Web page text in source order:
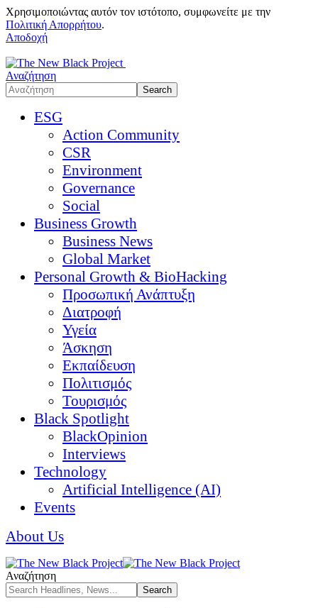
Χρησιμοποιώντας αυτόν τον ιστότοπο, συμφωνείτε με την
Πολιτική Απορρήτου.
Αποδοχή
Αναζήτηση
ESG
Action Community
CSR
Environment
Governance
Social
Business Growth
Business News
Global Market
Personal Growth & BioHacking
Προσωπική Ανάπτυξη
Διατροφή
Υγεία
Άσκηση
Εκπαίδευση
Πολιτισμός
Τουρισμός
Black Spotlight
BlackOpinion
Interviews
Technology
Artificial Intelligence (AI)
Events
About Us
Αναζήτηση